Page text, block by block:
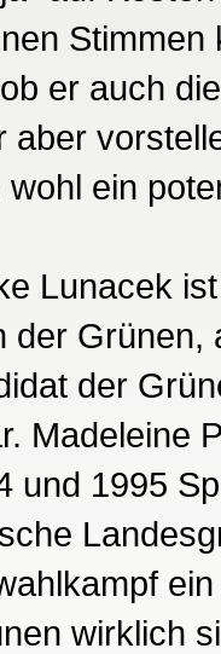
er auch
aber
ein
Lunacek
der
der
Madeleine
und 1995
wirklich